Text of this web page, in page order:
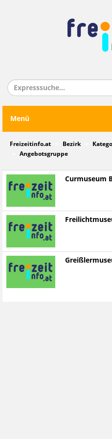
Menü
Freizeitinfo.at Bezirk
Angebotsgruppe
Curmuseum